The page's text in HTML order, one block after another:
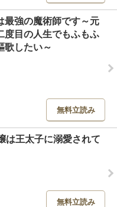
最強の魔術師です～元
度目の人生でもふもふ
歌したい～
無料立読み
は王太子に溺愛されて
無料立読み